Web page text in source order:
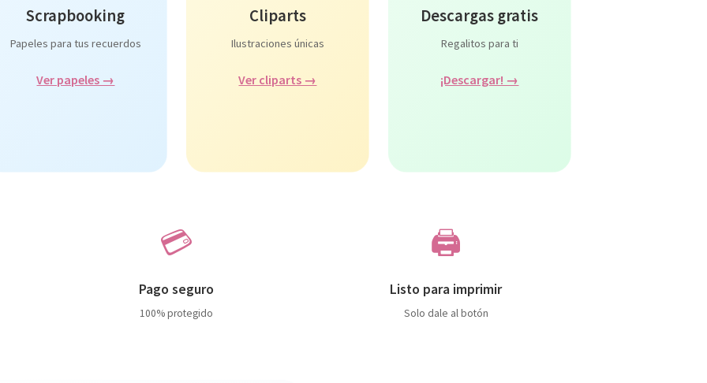
Scrapbooking
Papeles para tus recuerdos
Ver papeles →
Cliparts
Ilustraciones únicas
Ver cliparts →
Descargas gratis
Regalitos para ti
¡Descargar! →
💳
Pago seguro
100% protegido
🖨️
Listo para imprimir
Solo dale al botón